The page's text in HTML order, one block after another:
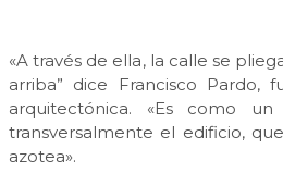
«A través de ella, la calle se
arriba” dice Francisco Pardo,
arquitectónica. «Es como
transversalmente el edificio,
azotea».